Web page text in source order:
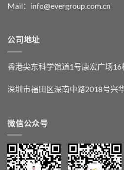
Mail：info@evergroup.com.cn
公司地址
香港尖东科学馆道1号康宏广场16
深圳市福田区深南中路2018号兴
微信公众号